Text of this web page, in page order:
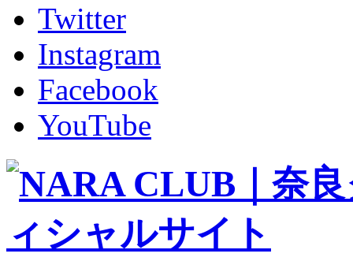
グッズ
ファンコミュニティ
ホームタウン
コラム
その他
TEAM
2026/27トップチーム
2026/27トップチームスタッフ
バモス
チアダンススクール
ボランティアチーム「volundeer」
ビクトリーロード
HOMEGAME
観戦ルール＆マナー
Twitter
Instagram
Facebook
YouTube